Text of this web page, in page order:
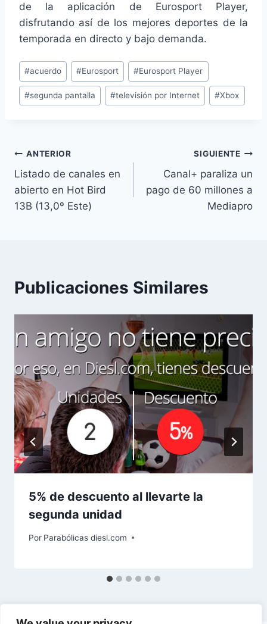
de la aplicación de Eurosport Player,
disfrutando así de los mejores deportes de la
temporada en directo y bajo demanda.
Etiquetas
de
la
#acuerdo #Eurosport #Eurosport Player
#segunda pantalla #televisión por Internet #Xbox
Navegación
de
entradas
ANTERIOR
Listado de canales en
abierto en Hot Bird
13B (13,0º Este)
SIGUIENTE
Canal+ paraliza un
pago de 60 millones a
Mediapro
Publicaciones Similares
5% de descuento al llevarte la
segunda unidad
Por Parabólicas diesl.com